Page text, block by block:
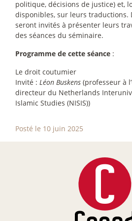
politique, décisions de justice) et,
disponibles, sur leurs traductions.
seront invités à présenter leurs
des séances du séminaire.
Programme de cette séance :
Le droit coutumier
Invité : Léon Buskens (professeur à
directeur du Netherlands
Islamic Studies (NISIS))
Posté le 10 juin 2025